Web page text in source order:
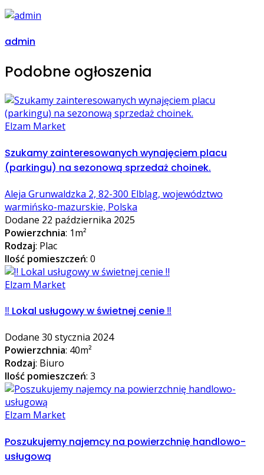
admin
Podobne ogłoszenia
Elzam Market
Szukamy zainteresowanych wynajęciem placu
(parkingu) na sezonową sprzedaż choinek.
Aleja Grunwaldzka 2, 82-300 Elbląg, województwo
warmińsko-mazurskie, Polska
Dodane 22 października 2025
Powierzchnia: 1m²
Rodzaj: Plac
Ilość pomieszczeń: 0
Elzam Market
‼️ Lokal usługowy w świetnej cenie ‼️
Dodane 30 stycznia 2024
Powierzchnia: 40m²
Rodzaj: Biuro
Ilość pomieszczeń: 3
Elzam Market
Poszukujemy najemcy na powierzchnię handlowo-
usługową